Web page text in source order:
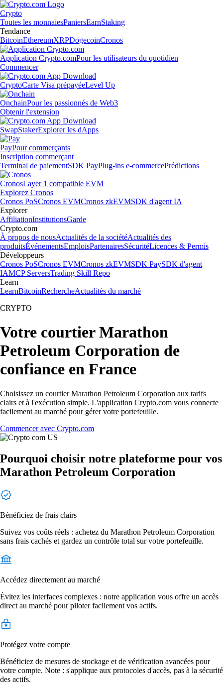
Crypto
Toutes les monnaiesPaniersEarnStaking
Tendance
BitcoinEthereumXRPDogecoinCronos
Application Crypto.comPour les utilisateurs du quotidien
Commencer
CryptoCarte Visa prépayéeLevel Up
OnchainPour les passionnés de Web3
Obtenir l'extension
SwapStakerExplorer les dApps
PayPour commerçants
Inscription commerçant
Terminal de paiementSDK PayPlug-ins e-commercePrédictions
CronosLayer 1 compatible EVM
Explorez Cronos
Cronos PoSCronos EVMCronos zkEVMSDK d'agent IA
Explorer
AffiliationInstitutionsGarde
Crypto.com
À propos de nousActualités de la sociétéActualités des
produitsÉvénementsEmploisPartenairesSécuritéLicences & Permis
Développeurs
Cronos PoSCronos EVMCronos zkEVMSDK PaySDK d'agent
IAMCP ServersTrading Skill Repo
Learn
LearnBitcoinRechercheActualités du marché
CRYPTO
Votre courtier Marathon
Petroleum Corporation de
confiance en France
Choisissez un courtier Marathon Petroleum Corporation aux tarifs
clairs et à l'exécution simple. L'application Crypto.com vous connecte
facilement au marché pour gérer votre portefeuille.
Commencer avec Crypto.com
Pourquoi choisir notre plateforme pour vos
Marathon Petroleum Corporation
Bénéficiez de frais clairs
Suivez vos coûts réels : achetez du Marathon Petroleum Corporation
sans frais cachés et gardez un contrôle total sur votre portefeuille.
Accédez directement au marché
Évitez les interfaces complexes : notre application vous offre un accès
direct au marché pour piloter facilement vos actifs.
Protégez votre compte
Bénéficiez de mesures de stockage et de vérification avancées pour
votre compte. Note : s'applique aux protocoles d'accès, pas à la sécurité
des actifs.